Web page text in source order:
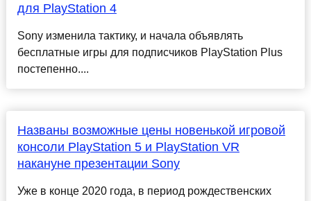
для PlayStation 4
Sony изменила тактику, и начала объявлять
бесплатные игры для подписчиков PlayStation Plus
постепенно....
Названы возможные цены новенькой игровой
консоли PlayStation 5 и PlayStation VR
накануне презентации Sony
Уже в конце 2020 года, в период рождественских